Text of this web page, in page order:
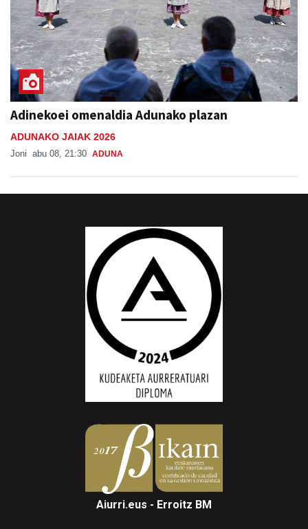
Adinekoei omenaldia Adunako plazan
ADUNAKO JAIAK 2026
Joni abu 08, 21:30 ADUNA
Aiurri.eus - Erroitz BM